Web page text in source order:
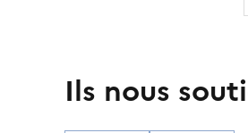
Ils nous